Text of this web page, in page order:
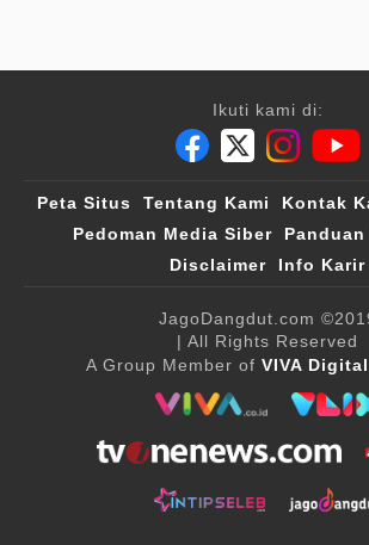
Ikuti kami di:
Peta Situs Tentang Kami Kontak
Pedoman Media Siber
Disclaimer
Info Karir
JagoDangdut.com
| All Rights Reserved
A Group Member of VIVA